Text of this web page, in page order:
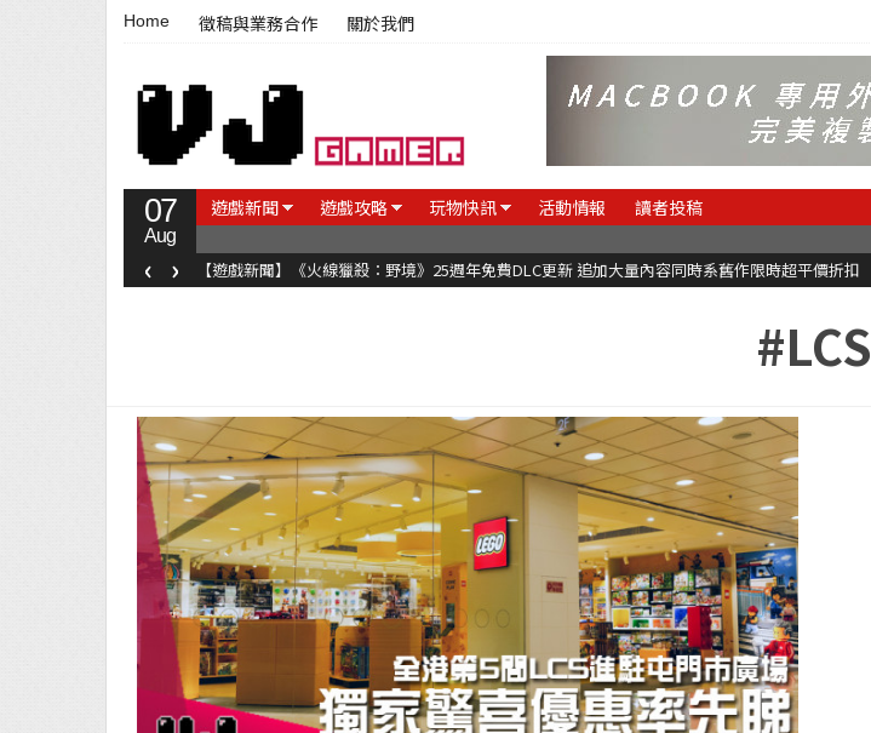
Home 徵稿與業務合作 關於我們
07
Aug
遊戲新聞 遊戲攻略 玩物快訊 活動情報 讀者投稿
【遊戲新聞】《火線獵殺：野境》25週年免費DLC更新 追加大量內容同時系舊作限時超平價折扣
‹ ›
#LCS